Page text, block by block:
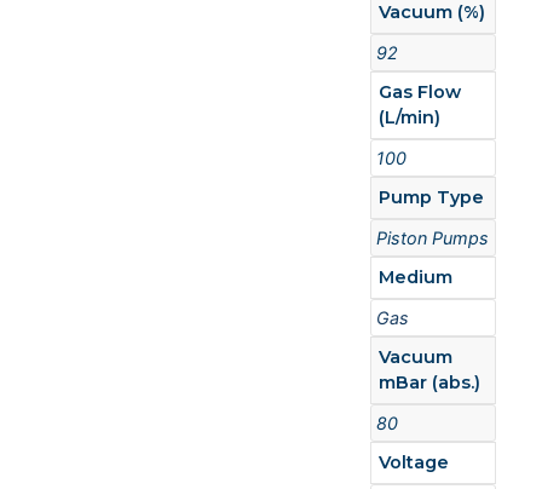
Vacuum (%)
92
Gas Flow
(L/min)
100
Pump Type
Piston Pumps
Medium
Gas
Vacuum
mBar (abs.)
80
Voltage